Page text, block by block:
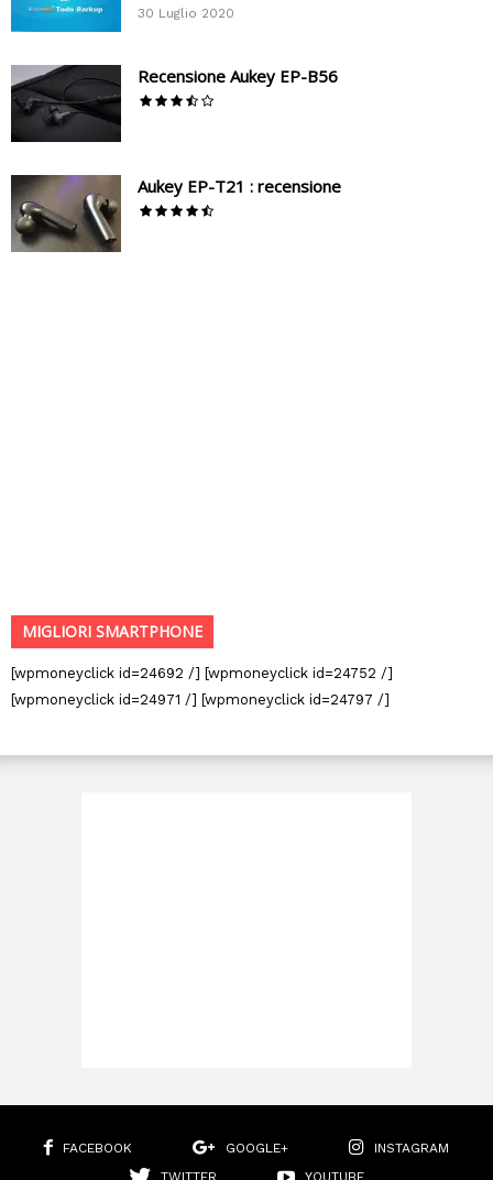
30 Luglio 2020
Recensione Aukey EP-B56
Aukey EP-T21 : recensione
MIGLIORI SMARTPHONE
[wpmoneyclick id=24692 /] [wpmoneyclick id=24752 /]
[wpmoneyclick id=24971 /] [wpmoneyclick id=24797 /]
FACEBOOK GOOGLE+
INSTAGRAM
TWITTER
YOUTUBE